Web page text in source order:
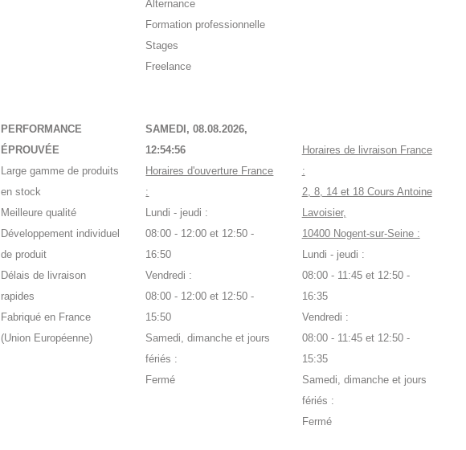
Alternance
Formation professionnelle
Stages
Freelance
PERFORMANCE
ÉPROUVÉE
Large gamme de produits
en stock
Meilleure qualité
Développement individuel
de produit
Délais de livraison
rapides
Fabriqué en France
(Union Européenne)
SAMEDI, 08.08.2026,
12:54:57
Horaires d'ouverture France
:
Lundi - jeudi :
08:00 - 12:00 et 12:50 -
16:50
Vendredi :
08:00 - 12:00 et 12:50 -
15:50
Samedi, dimanche et jours
fériés :
Fermé
Horaires de livraison France
:
2, 8, 14 et 18 Cours Antoine
Lavoisier,
10400 Nogent-sur-Seine :
Lundi - jeudi :
08:00 - 11:45 et 12:50 -
16:35
Vendredi :
08:00 - 11:45 et 12:50 -
15:35
Samedi, dimanche et jours
fériés :
Fermé